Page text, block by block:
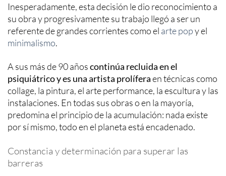
Inesperadamente, esta decisión le dio reconocimiento a
su obra y progresivamente su trabajo llegó a ser un
referente de grandes corrientes como el arte popy el
minimalismo.
A sus más de 90 añoscontinúa recluida en el
psiquiátrico y es una artista prolíferaen técnicas como
collage, la pintura, el arte performance, la escultura y las
instalaciones. En todas sus obras o en la mayoría,
predomina el principio de la acumulación: nada existe
por sí mismo, todo en el planeta está encadenado.
Constancia y determinación para superar las
barreras